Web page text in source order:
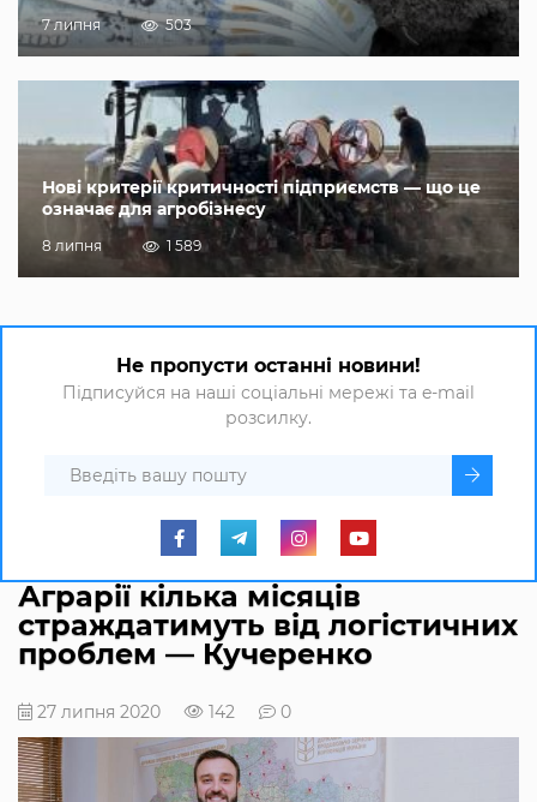
7 липня 503
Нові критерії критичності підприємств — що це
означає для агробізнесу
8 липня 1 589
Не пропусти останні новини!
Підписуйся на наші соціальні мережі та e-mail
розсилку.
Аграрії кілька місяців
страждатимуть від логістичних
проблем — Кучеренко
27 липня 2020 142 0